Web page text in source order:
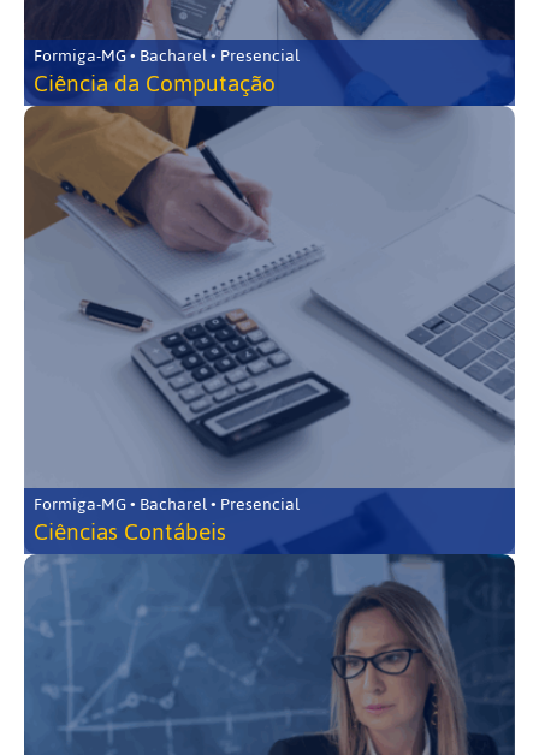
Formiga-MG • Bacharel • Presencial
Ciência da Computação
Formiga-MG • Bacharel • Presencial
Ciências Contábeis